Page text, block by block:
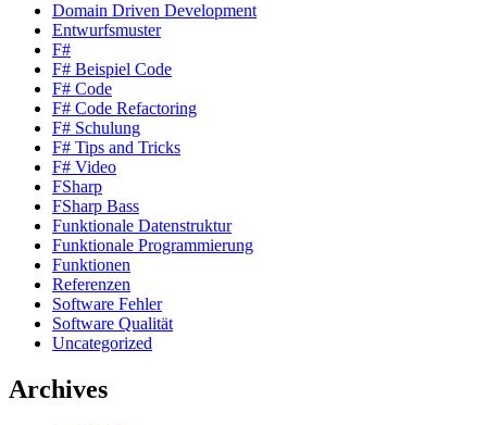
Domain Driven Development
Entwurfsmuster
F#
F# Beispiel Code
F# Code
F# Code Refactoring
F# Schulung
F# Tips and Tricks
F# Video
FSharp
FSharp Bass
Funktionale Datenstruktur
Funktionale Programmierung
Funktionen
Referenzen
Software Fehler
Software Qualität
Uncategorized
Archives